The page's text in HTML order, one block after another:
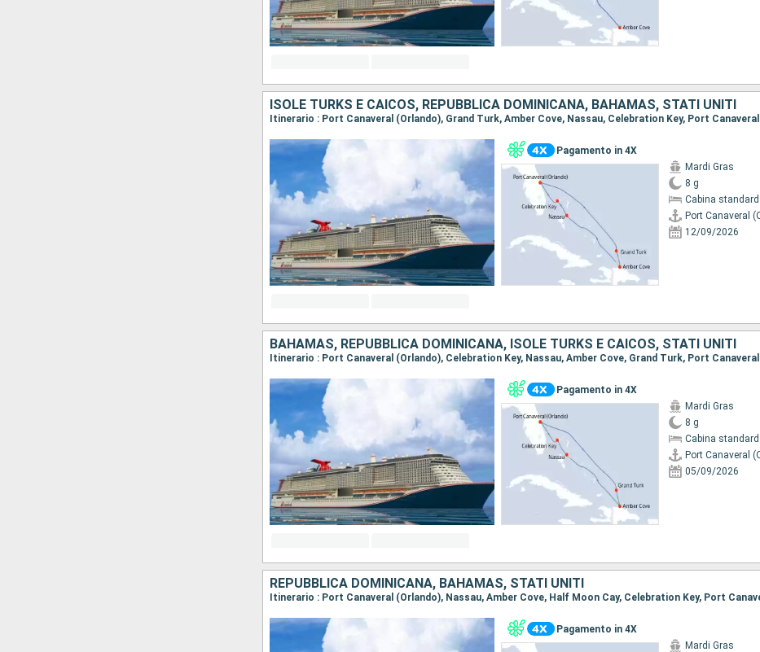
ISOLE TURKS E CAICOS, REPUBBLICA DOMINICANA, BAHAMAS, STATI UNITI
Pagamento in 4X
Mardi Gras
8 g
Cabina standard
Port Canaveral
12/09/2026
BAHAMAS, REPUBBLICA DOMINICANA, ISOLE TURKS E CAICOS, STATI UNITI
Pagamento in 4X
Mardi Gras
8 g
Cabina standard
Port Canaveral
05/09/2026
REPUBBLICA DOMINICANA, BAHAMAS, STATI UNITI
Pagamento in 4X
Mardi Gras